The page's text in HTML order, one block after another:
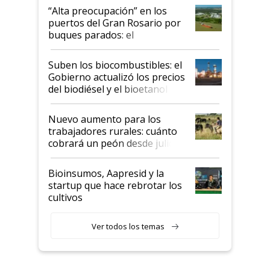
“Alta preocupación” en los
puertos del Gran Rosario por
buques parados: el
funcionamiento de las
exportadoras en tensión tras
la medida de fuerza de los
prácticos
Suben los biocombustibles: el
Gobierno actualizó los precios
del biodiésel y el bioetanol
Nuevo aumento para los
trabajadores rurales: cuánto
cobrará un peón desde julio
Bioinsumos, Aapresid y la
startup que hace rebrotar los
cultivos
Ver todos los temas